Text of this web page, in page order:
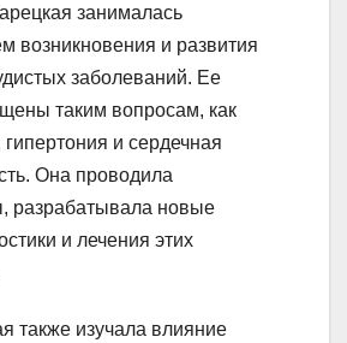
занималась
возникновения и развития
заболеваний. Ее
таким вопросам, как
гипертония и сердечная
Она проводила
разрабатывала новые
и лечения этих
также изучала влияние